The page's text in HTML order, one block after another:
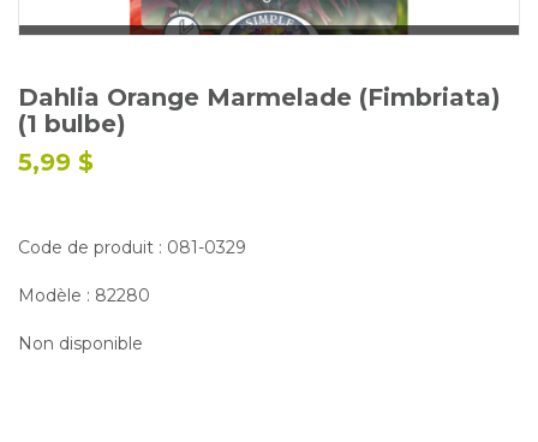
Service à la clientèle
Nous joindre
Dahlia Orange Marmelade (Fimbriata)
(1 bulbe)
5,99 $
Code de produit : 081-0329
Modèle : 82280
Non disponible